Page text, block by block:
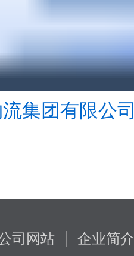
集团有限公
司网站 | 企业简介